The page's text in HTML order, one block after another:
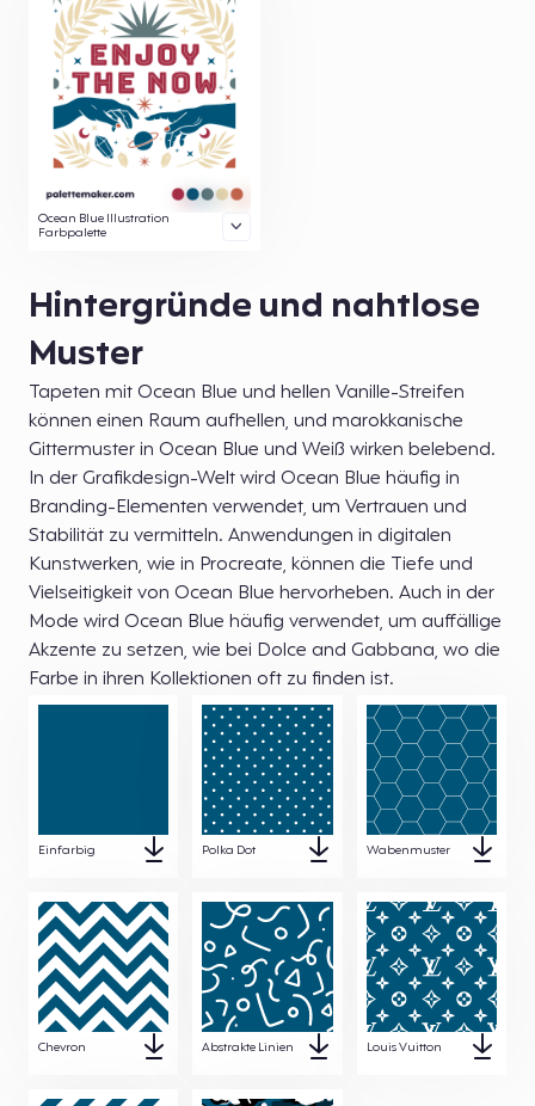
Ocean Blue Illustration
Farbpalette
Hintergründe und nahtlose
Muster
Tapeten mit Ocean Blue und hellen Vanille-Streifen
können einen Raum aufhellen, und marokkanische
Gittermuster in Ocean Blue und Weiß wirken belebend.
In der Grafikdesign-Welt wird Ocean Blue häufig in
Branding-Elementen verwendet, um Vertrauen und
Stabilität zu vermitteln. Anwendungen in digitalen
Kunstwerken, wie in Procreate, können die Tiefe und
Vielseitigkeit von Ocean Blue hervorheben. Auch in der
Mode wird Ocean Blue häufig verwendet, um auffällige
Akzente zu setzen, wie bei Dolce and Gabbana, wo die
Farbe in ihren Kollektionen oft zu finden ist.
Einfarbig Polka Dot Wabenmuster
Chevron Abstrakte Linien Louis Vuitton